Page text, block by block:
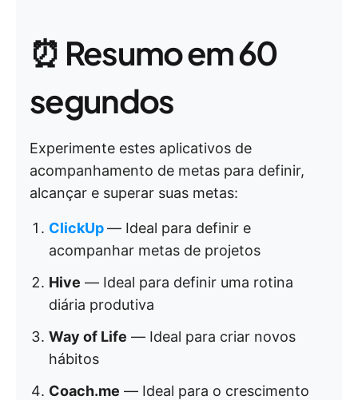
⏰ Resumo em 60
segundos
Experimente estes aplicativos de
acompanhamento de metas para definir,
alcançar e superar suas metas:
ClickUp— Ideal para definir e
acompanhar metas de projetos
Hive — Ideal para definir uma rotina
diária produtiva
Way of Life — Ideal para criar novos
hábitos
Coach.me — Ideal para o crescimento